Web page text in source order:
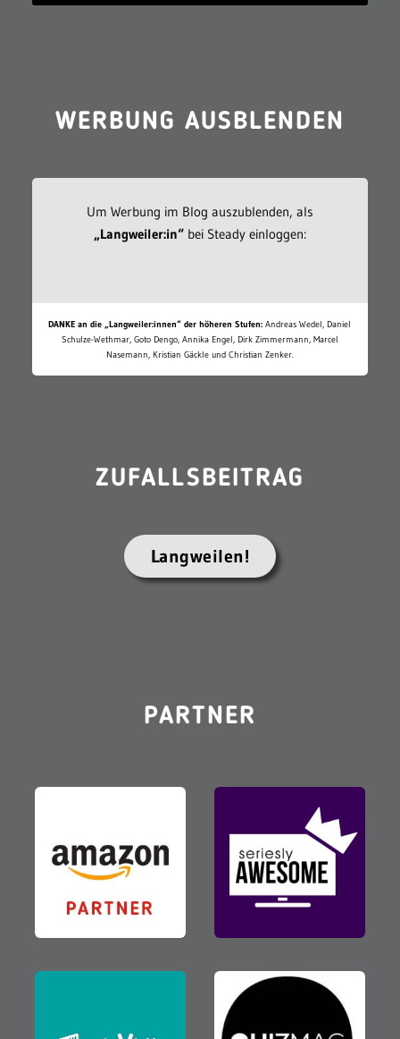
WERBUNG AUSBLENDEN
Um Werbung im Blog auszublenden, als
„Langweiler:in“bei Steady einloggen:
DANKE an die „Langweiler:innen“ der höheren Stufen: Andreas Wedel, Daniel
Schulze-Wethmar, Goto Dengo, Annika Engel, Dirk Zimmermann, Marcel
Nasemann, Kristian Gäckle und Christian Zenker.
ZUFALLSBEITRAG
Langweilen!
PARTNER